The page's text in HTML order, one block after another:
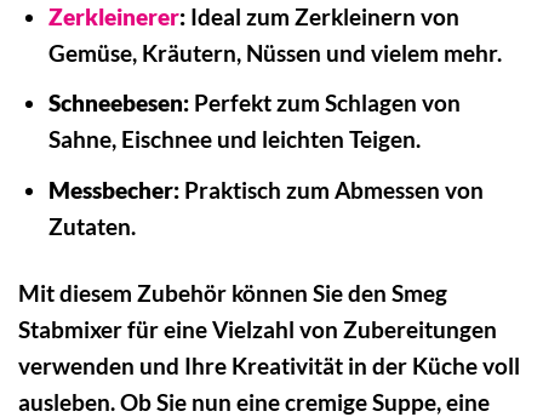
Zerkleinerer:Ideal zum Zerkleinern von
Gemüse, Kräutern, Nüssen und vielem mehr.
Schneebesen:Perfekt zum Schlagen von
Sahne, Eischnee und leichten Teigen.
Messbecher:Praktisch zum Abmessen von
Zutaten.
Mit diesem Zubehör können Sie den Smeg
Stabmixer für eine Vielzahl von Zubereitungen
verwenden und Ihre Kreativität in der Küche voll
ausleben. Ob Sie nun eine cremige Suppe, eine